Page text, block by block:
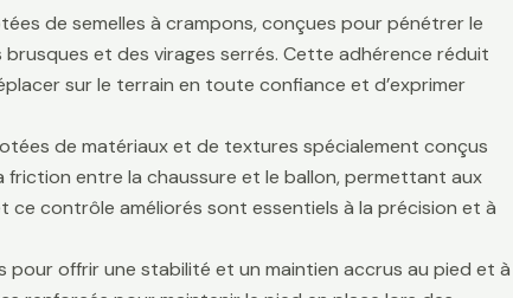
de semelles à crampons, conçues pour pénétrer le
et des virages serrés. Cette adhérence réduit
sur le terrain en toute confiance et d’exprimer
de matériaux et de textures spécialement conçus
entre la chaussure et le ballon, permettant aux
contrôle améliorés sont essentiels à la précision et à
offrir une stabilité et un maintien accrus au pied et à